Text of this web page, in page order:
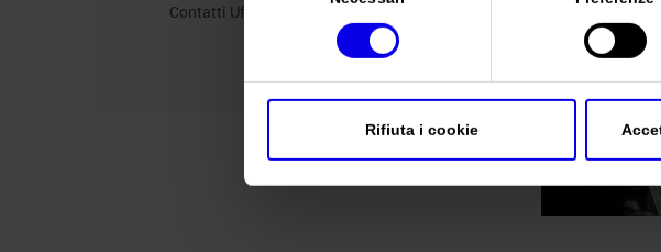
Rifiuta i cookie
Contatti Ufficio Stampa